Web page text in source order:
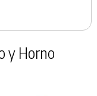
y Horno